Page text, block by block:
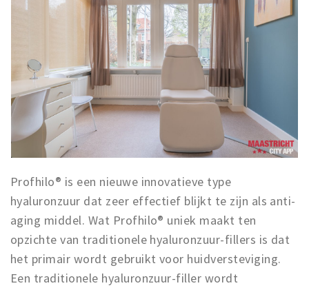
Profhilo® is een nieuwe innovatieve type
hyaluronzuur dat zeer effectief blijkt te zijn als anti-
aging middel. Wat Profhilo® uniek maakt ten
opzichte van traditionele hyaluronzuur-fillers is dat
het primair wordt gebruikt voor huidversteviging.
Een traditionele hyaluronzuur-filler wordt